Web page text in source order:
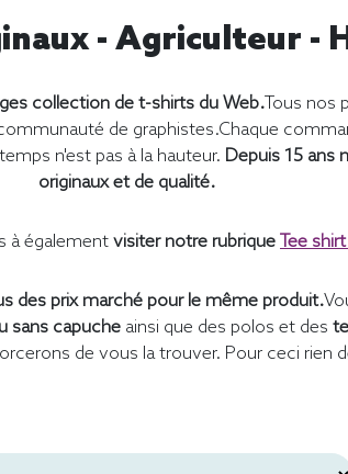
- Agriculteur -
collection de t-shirts du Web.Tous nos
de graphistes.Chaque
n'est pas à la hauteur. Depuis 15 ans
originaux et de qualité.
à également visiter notre rubrique Tee
des prix marché pour le même produit.
sans capuche ainsi que des polos et des
de vous la trouver. Pour ceci rien